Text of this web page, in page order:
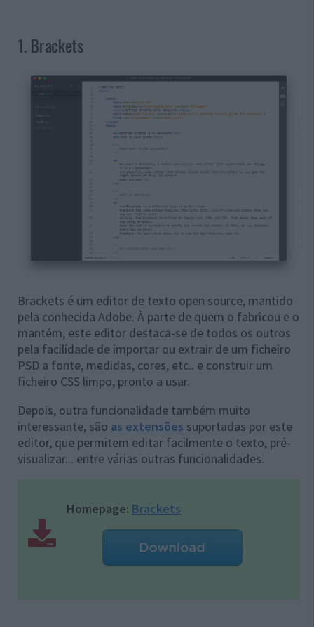
1. Brackets
Brackets é um editor de texto open source, mantido
pela conhecida Adobe. À parte de quem o fabricou e o
mantém, este editor destaca-se de todos os outros
pela facilidade de importar ou extrair de um ficheiro
PSD a fonte, medidas, cores, etc.. e construir um
ficheiro CSS limpo, pronto a usar.
Depois, outra funcionalidade também muito
interessante, são as extensões suportadas por este
editor, que permitem editar facilmente o texto, pré-
visualizar... entre várias outras funcionalidades.
Homepage: Brackets